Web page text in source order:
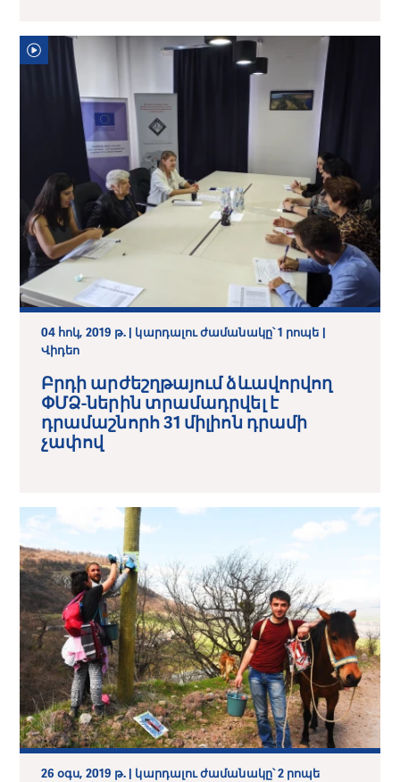
04 հոկ, 2019 թ. | կարդալու ժամանակը՝ 1 րոպե |
Վիդեո
Բրդի արժեշղթայում ձևավորվող
ՓՄՁ-ներին տրամադրվել է
դրամաշնորհ 31 միլիոն դրամի
չափով
26 օգս, 2019 թ. | կարդալու ժամանակը՝ 2 րոպե